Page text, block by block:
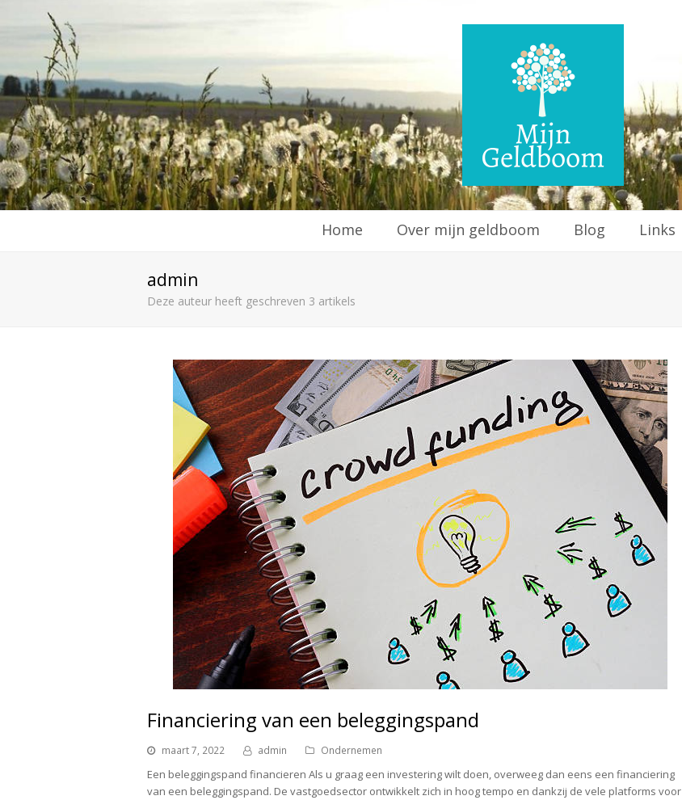
Home Over mijn geldboom Blog Links
admin
Deze auteur heeft geschreven 3 artikels
Financiering van een beleggingspand
maart 7, 2022 admin Ondernemen
Een beleggingspand financieren Als u graag een investering wilt doen, overweeg dan eens een financiering
van een beleggingspand. De vastgoedsector ontwikkelt zich in hoog tempo en dankzij de vele platforms voor